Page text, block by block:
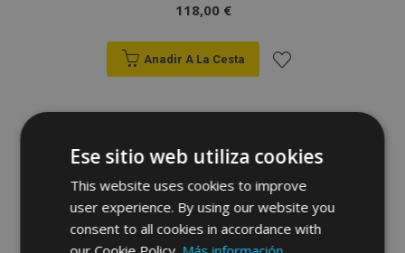
118,00 €
Anadir A La Cesta
Lista
de
Deseos
Ese sitio web utiliza cookies
This website uses cookies to improve
user experience. By using our website you
consent to all cookies in accordance with